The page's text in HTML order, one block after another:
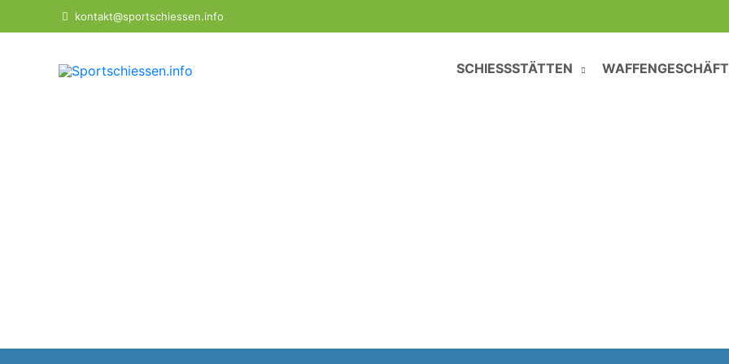
Inhalt
kontakt@sportschiessen.info
SCHIESSSTÄTTEN